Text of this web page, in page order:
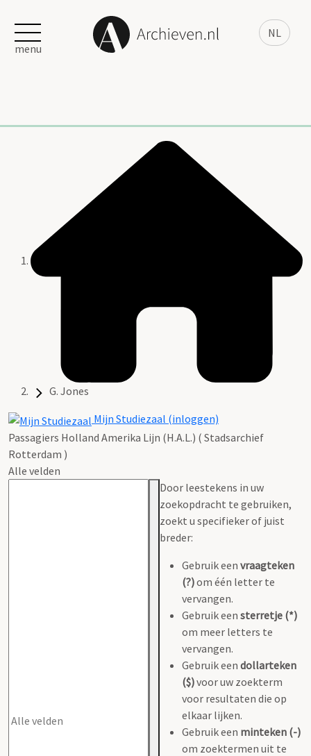
NL
menu
G. Jones
Mijn Studiezaal (inloggen)
Passagiers Holland Amerika Lijn (H.A.L.) ( Stadsarchief
Rotterdam )
Alle velden
Door leestekens in uw
zoekopdracht te gebruiken,
zoekt u specifieker of juist
breder:
Gebruik een vraagteken
(?)om één letter te
vervangen.
Gebruik een sterretje (*)
om meer letters te
vervangen.
Gebruik een dollarteken
($)voor uw zoekterm
voor resultaten die op
elkaar lijken.
Gebruik een minteken (-)
om zoektermen uit te